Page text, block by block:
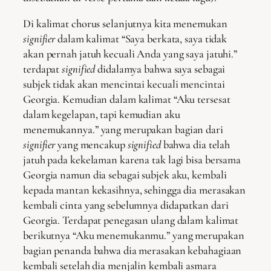
Di kalimat chorus selanjutnya kita menemukan
signifierdalam kalimat “Saya berkata, saya tidak
akan pernah jatuh kecuali Anda yang saya jatuhi.”
terdapatsignifieddidalamya bahwa saya sebagai
subjek tidak akan mencintai kecuali mencintai
Georgia. Kemudian dalam kalimat “Aku tersesat
dalam kegelapan, tapi kemudian aku
menemukannya.” yang merupakan bagian dari
signifieryang mencakupsignifiedbahwa dia telah
jatuh pada kekelaman karena tak lagi bisa bersama
Georgia namun dia sebagai subjek aku, kembali
kepada mantan kekasihnya, sehingga dia merasakan
kembali cinta yang sebelumnya didapatkan dari
Georgia. Terdapat penegasan ulang dalam kalimat
berikutnya “Aku menemukanmu.” yang merupakan
bagian penanda bahwa dia merasakan kebahagiaan
kembali setelah dia menjalin kembali asmara